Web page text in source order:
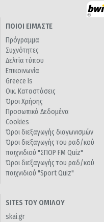
ΠΟΙΟΙ ΕΙΜΑΣΤΕ
Πρόγραμμα
Συχνότητες
Δελτία τύπου
Επικοινωνία
Greece Is
Οικ. Καταστάσεις
Όροι Χρήσης
Προσωπικά Δεδομένα
Cookies
Όροι διεξαγωγής διαγωνισμών
Όροι διεξαγωγής του ραδ/κού
παιχνιδιού "ΣΠΟΡ FM Quiz"
Όροι διεξαγωγής του ραδ/κού
παιχνιδιού "Sport Quiz"
SITES ΤΟΥ ΟΜΙΛΟΥ
skai.gr